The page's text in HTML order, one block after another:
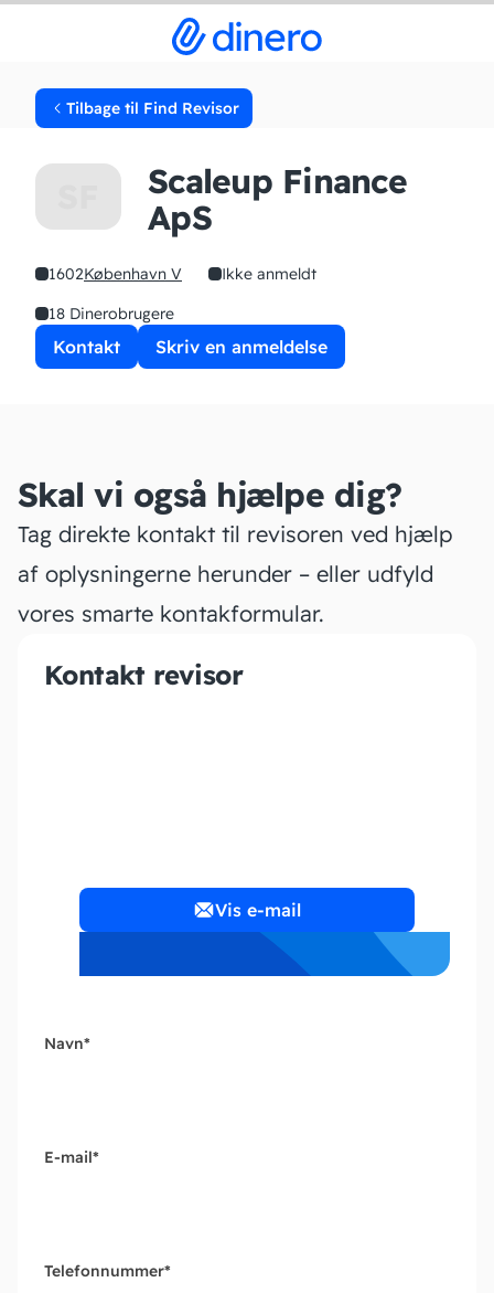
Tilbage til Find Revisor
Scaleup Finance
ApS
1602København V
Ikke anmeldt
18 Dinerobrugere
Kontakt Skriv en anmeldelse
Skal vi også hjælpe dig?
Tag direkte kontakt til revisoren ved hjælp
af oplysningerne herunder – eller udfyld
vores smarte kontakformular.
Kontakt revisor
Vis e-mail
Navn*
E-mail*
Telefonnummer*